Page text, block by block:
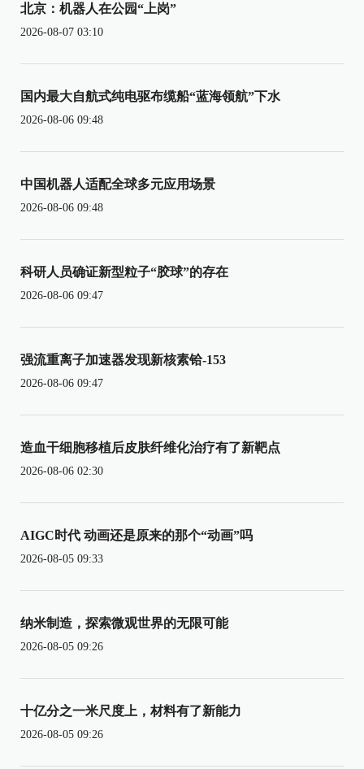
北京：机器人在公园“上岗”
2026-08-07 03:10
国内最大自航式纯电驱布缆船“蓝海领航”下水
2026-08-06 09:48
中国机器人适配全球多元应用场景
2026-08-06 09:48
科研人员确证新型粒子“胶球”的存在
2026-08-06 09:47
强流重离子加速器发现新核素铪-153
2026-08-06 09:47
造血干细胞移植后皮肤纤维化治疗有了新靶点
2026-08-06 02:30
AIGC时代 动画还是原来的那个“动画”吗
2026-08-05 09:33
纳米制造，探索微观世界的无限可能
2026-08-05 09:26
十亿分之一米尺度上，材料有了新能力
2026-08-05 09:26